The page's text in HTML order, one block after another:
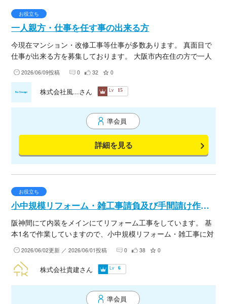
お役立ち
一人親方・仕事を任す事の出来る方
今現在マンション・改修工事等仕事が多数あります。 真面目で
仕事が出来る方を募集しております。 大阪市内在住の方で一人
しい現場では無いのでキャリアアップシステム等は必要ありま
せんが 一人親方保険・ロック式フルハーネスは必要な現場もあ
ります。 まずはメールでご連絡お願い致します。 二等無人航空
機操縦士国家資格者がいますので、今後新規事業拡大も考えて
おります その為にも仕事出来る方を求めています。
2026/06/09投稿 0 32 0
準会員
詳細を見る
株式会社風...さん Lv 15
お役立ち
小中規模リフォーム・雑工事請負及び手間請け作業できます。
阪神間にて内装をメインにてリフォーム工事をしています。 基
本1名で作業していますので、小中規模リフォーム・雑工事に対
ます。 お気軽にお問い合わせください。 尚、集客サイト等、営
業のお問い合わせは一切お断りします。
2026/06/02更新 ／ 2026/06/01投稿 0 38 0
準会員
株式会社貴建さん Lv 6